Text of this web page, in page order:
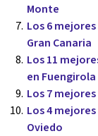
Monte
Los 6
Gran Canaria
Los 11
en Fuengirola
Los 7
Los 4
Oviedo